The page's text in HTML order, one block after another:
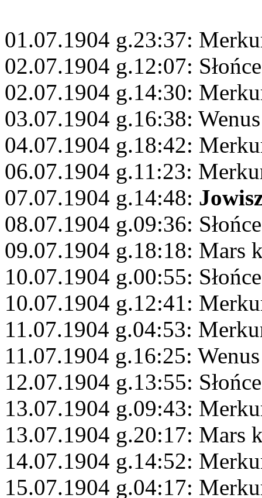
01.07.1904 g.23:37:
02.07.1904 g.12:07:
02.07.1904 g.14:30:
03.07.1904 g.16:38:
04.07.1904 g.18:42:
06.07.1904 g.11:23:
07.07.1904 g.14:48:
08.07.1904 g.09:36:
09.07.1904 g.18:18: Mars
10.07.1904 g.00:55:
10.07.1904 g.12:41:
11.07.1904 g.04:53:
11.07.1904 g.16:25:
12.07.1904 g.13:55:
13.07.1904 g.09:43:
13.07.1904 g.20:17: Mars
14.07.1904 g.14:52:
15.07.1904 g.04:17: